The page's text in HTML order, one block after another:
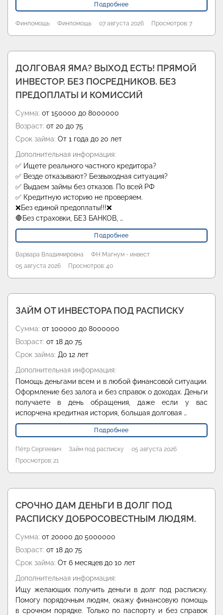
Подробнее
Финпомощь Финпомощь 07 августа 2026 Просмотров: 7
ДОЛГОВАЯ ЯМА? ВЫХОД ЕСТЬ! ПРЯМОЙ
ИНВЕСТОР. БЕЗ ПОСРЕДНИКОВ. БЕЗ
ПРЕДОПЛАТЫ И КОМИССИЙ
Сумма: от 150000 до 8000000
Возраст: от 20 до 75
Срок займа: От 1 года до 20 лет
Дополнительная информация:
✅ Ищете реального частного кредитора?
✅ Везде отказывают? Безвыходная ситуация?
✅ Выдаем займы без отказов. По всей РФ
✅ Кредитную историю не проверяем.
❌Без единой предоплаты!!!❌
🛑Без страховки, БЕЗ БАНКОВ, …
Подробнее
Варвара Владимировна
ФН Магнум - инвест
05 августа 2026
Просмотров: 40
ЗАЙМ ОТ ИНВЕСТОРА ПОД РАСПИСКУ
Сумма: от 100000 до 8000000
Возраст: от 18 до 75
Срок займа: До 12 лет
Дополнительная информация:
Помощь деньгами всем и в любой финансовой ситуации.
Оформление без залога и без справок о доходах. Деньги
получаете в день обращения, даже если у вас
испорчена кредитная история, большая долговая …
Подробнее
Пётр Сергеевич Займ под расписку
05 августа 2026
Просмотров: 21
СРОЧНО ДАМ ДЕНЬГИ В ДОЛГ ПОД
РАСПИСКУ ДОБРОСОВЕСТНЫМ ЛЮДЯМ.
Сумма: от 20000 до 5000000
Возраст: от 18 до 75
Срок займа: От 6 месяцев до 10 лет
Дополнительная информация:
Ищу желающих получить деньги в долг под расписку.
Помогу порядочным людям, окажу финансовую помощь
в срочном порядке. Только по паспорту и без справок